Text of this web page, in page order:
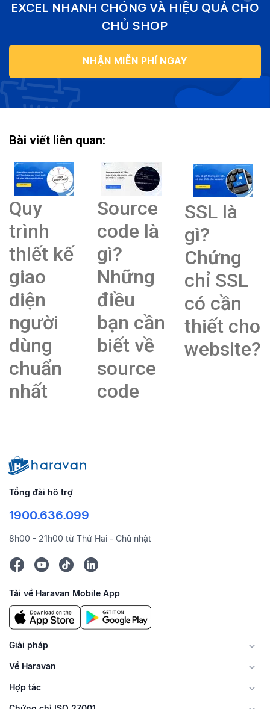
EXCEL NHANH CHÓNG VÀ HIỆU QUẢ CHO
CHỦ SHOP
NHẬN MIỄN PHÍ NGAY
Bài viết liên quan:
Quy
trình
thiết kế
giao
diện
người
dùng
chuẩn
nhất
Source
code là
gì?
Những
điều
bạn cần
biết về
source
code
SSL là
gì?
Chứng
chỉ SSL
có cần
thiết cho
website?
Tổng đài hỗ trợ
1900.636.099
8h00 - 21h00 từ Thứ Hai - Chủ nhật
Tải về Haravan Mobile App
Giải pháp
Về Haravan
Hợp tác